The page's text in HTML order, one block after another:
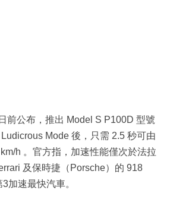
日前公布，推出 Model S P100D 型號
Mode 後，只需 2.5 秒可由
h 。官方指，加速性能僅次於法拉
及保時捷（Porsche）的 918
加速最快汽車。